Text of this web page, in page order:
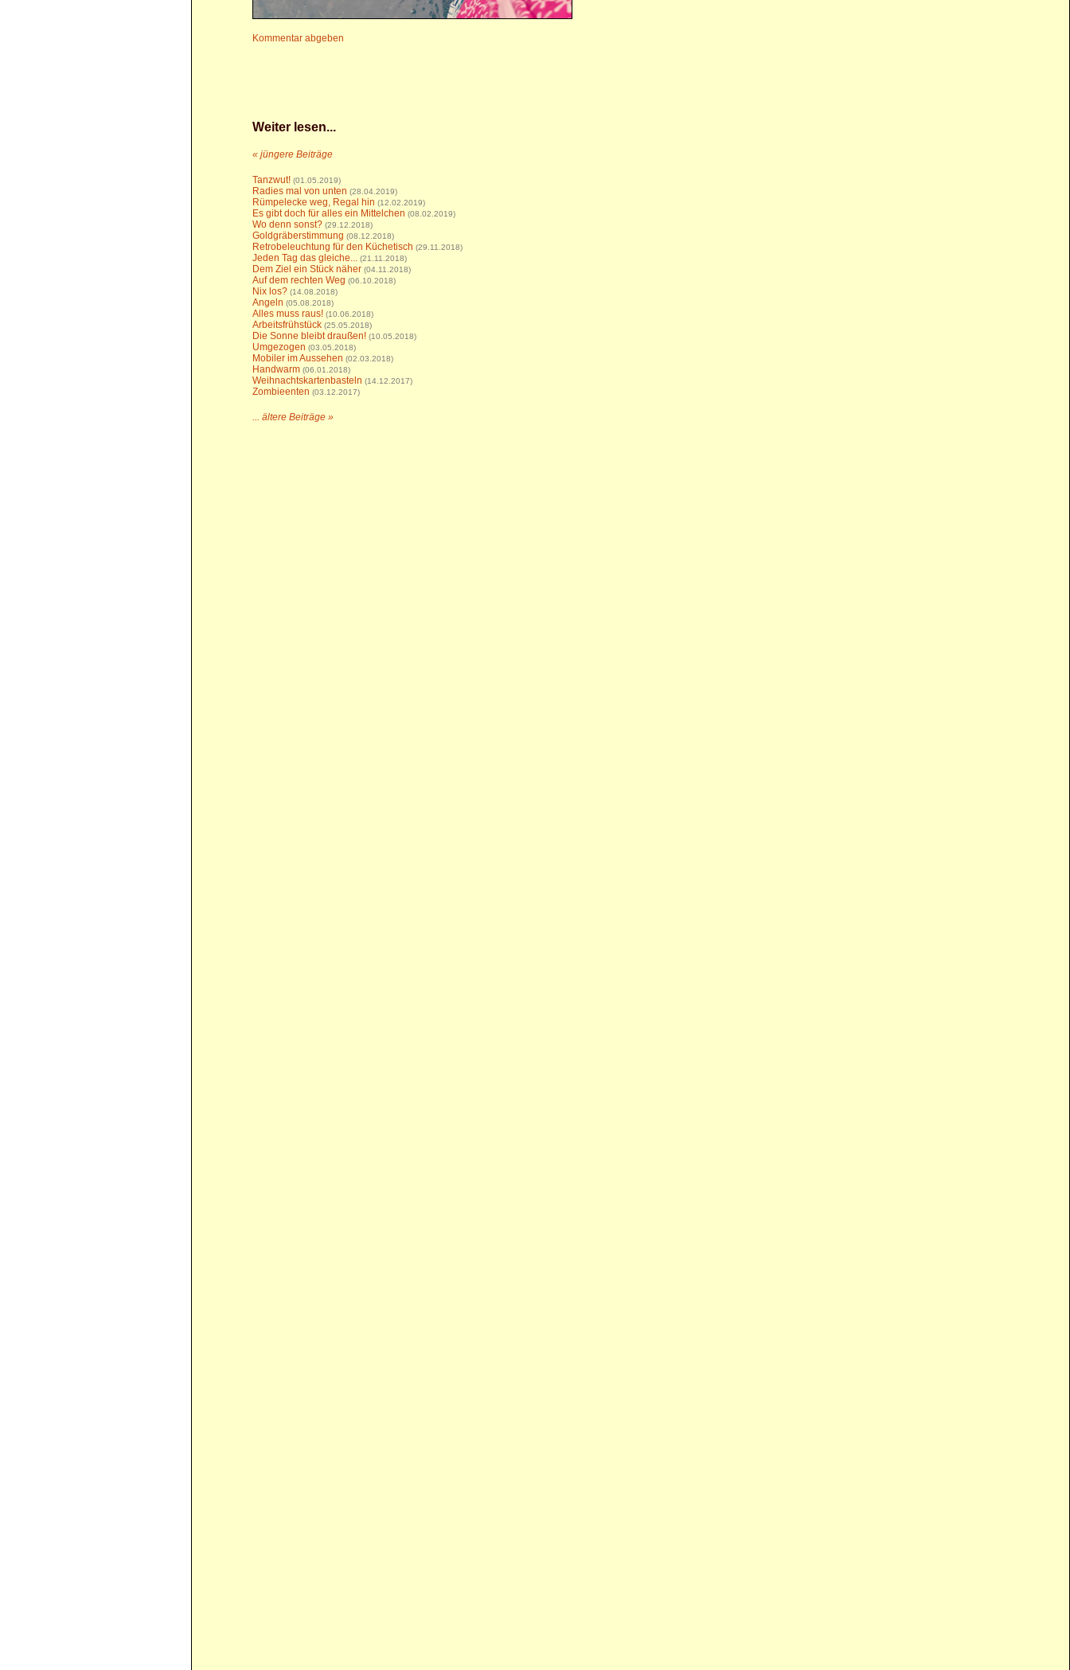
Kommentar abgeben
Weiter lesen...
« jüngere Beiträge
Tanzwut! (01.05.2019)
Radies mal von unten (28.04.2019)
Rümpelecke weg, Regal hin (12.02.2019)
Es gibt doch für alles ein Mittelchen (08.02.2019)
Wo denn sonst? (29.12.2018)
Goldgräberstimmung (08.12.2018)
Retrobeleuchtung für den Küchetisch (29.11.2018)
Jeden Tag das gleiche... (21.11.2018)
Dem Ziel ein Stück näher (04.11.2018)
Auf dem rechten Weg (06.10.2018)
Nix los? (14.08.2018)
Angeln (05.08.2018)
Alles muss raus! (10.06.2018)
Arbeitsfrühstück (25.05.2018)
Die Sonne bleibt draußen! (10.05.2018)
Umgezogen (03.05.2018)
Mobiler im Aussehen (02.03.2018)
Handwarm (06.01.2018)
Weihnachtskartenbasteln (14.12.2017)
Zombieenten (03.12.2017)
... ältere Beiträge »